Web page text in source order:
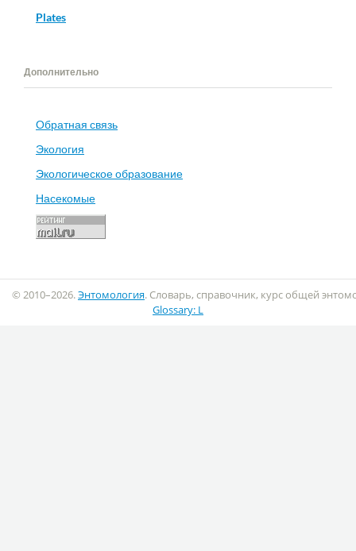
Plates
Дополнительно
Обратная связь
Экология
Экологическое образование
Насекомые
© 2010–2026.Энтомология. Словарь, справочник, курс общей
Glossary: L